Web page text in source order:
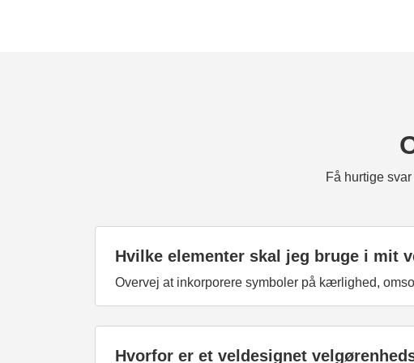
Få hurtige
Hvilke elementer skal jeg bruge i mit
Overvej at inkorporere symboler på kærlighed,
Hvorfor er et veldesignet